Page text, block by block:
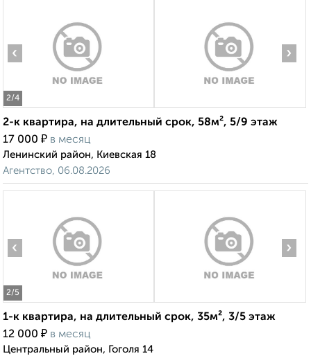
2/4
‹ ›
2-к квартира, на длительный срок, 58м², 5/9 этаж
17 000 ₽ в месяц
Ленинский район, Киевская 18
Агентство, 06.08.2026
2/5
‹ ›
1-к квартира, на длительный срок, 35м², 3/5 этаж
12 000 ₽ в месяц
Центральный район, Гоголя 14